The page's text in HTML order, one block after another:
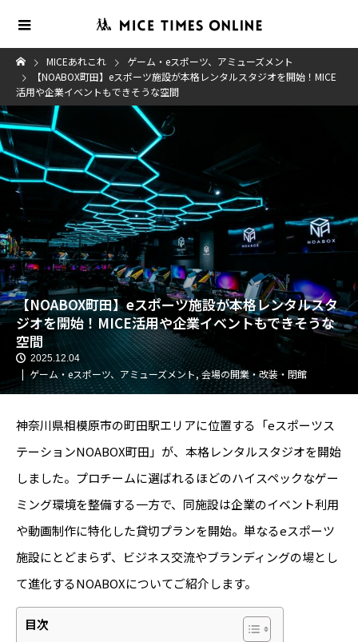
MICEあれこれ
ゲーム・eスポーツ、アミューズメント
【NOABOX町田】eスポーツ施設が本格レンタルスタジオを開始！MICE
活用や企業イベントもできそうな空間
【NOABOX町田】eスポーツ施設が本格レンタルスタ
ジオを開始！MICE活用や企業イベントもできそうな
空間
2025.12.04
ゲーム・eスポーツ、アミューズメント,会場の開業・改装・閉館
神奈川県相模原市の町田駅エリアに位置する「eスポーツス
テーションNOABOX町田」が、本格レンタルスタジオを開始
しました。プロチームに選ばれるほどのハイスペックなゲー
ミング環境を整備する一方で、同施設は企業のイベント利用
や動画制作に特化した貸切プランを開始。単なるeスポーツ
施設にとどまらず、ビジネス交流やブランディングの場とし
て進化するNOABOXについてご紹介します。
目次